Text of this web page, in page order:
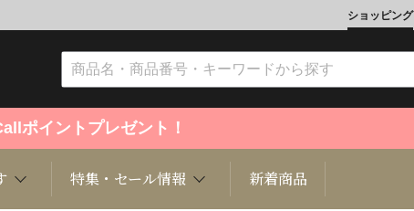
ショッピング
ポイントプレゼント！
特集・セール情報 新着商品